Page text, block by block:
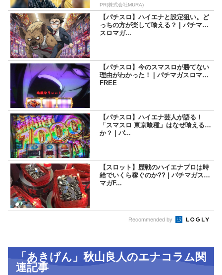
PR(株式会社MURA)
【パチスロ】ハイエナと設定狙い。ど
っちの方が楽して喰える？ | パチマガ
スロマガ...
【パチスロ】今のスマスロが勝てない
理由がわかった！ | パチマガスロマガ
FREE
【パチスロ】ハイエナ芸人が語る！
「スマスロ 東京喰種」はなぜ喰えるの
か？ | パ...
【スロット】歴戦のハイエナプロは時
給でいくら稼ぐのか?? | パチマガスロ
マガF...
Recommended by
「あきげん」秋山良人のエナコラム関
連記事